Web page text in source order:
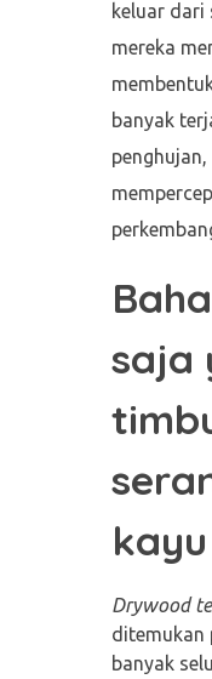
keluar dari
mereka
banyak
saja
Drywood
ditemukan
banyak